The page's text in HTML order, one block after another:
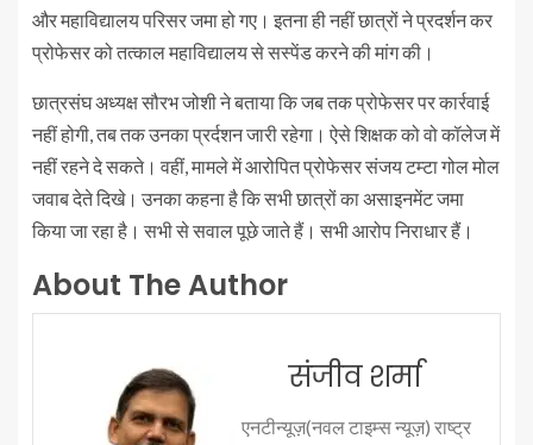
और महाविद्यालय परिसर जमा हो गए। इतना ही नहीं छात्रों ने प्रदर्शन कर
प्रोफेसर को तत्काल महाविद्यालय से सस्पेंड करने की मांग की।
छात्रसंघ अध्यक्ष सौरभ जोशी ने बताया कि जब तक प्रोफेसर पर कार्रवाई
नहीं होगी, तब तक उनका प्रर्दशन जारी रहेगा। ऐसे शिक्षक को वो कॉलेज में
नहीं रहने दे सकते। वहीं, मामले में आरोपित प्रोफेसर संजय टम्टा गोल मोल
जवाब देते दिखे। उनका कहना है कि सभी छात्रों का असाइनमेंट जमा
किया जा रहा है। सभी से सवाल पूछे जाते हैं। सभी आरोप निराधार हैं।
About The Author
संजीव शर्मा
एनटीन्यूज़(नवल टाइम्स न्यूज़) राष्ट्र